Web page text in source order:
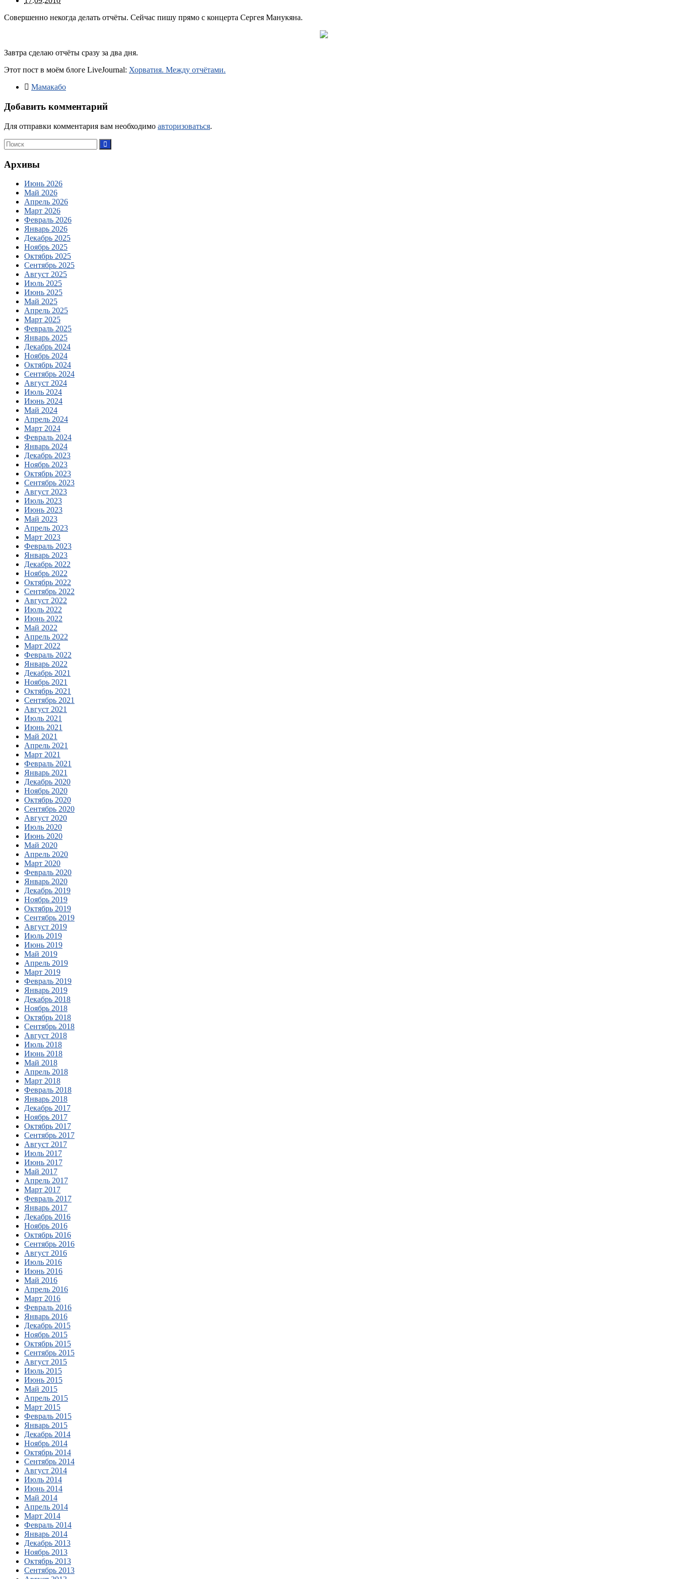
Совершенно некогда делать отчёты. Сейчас пишу прямо с концерта Сергея Манукяна.
Завтра сделаю отчёты сразу за два дня.
Этот пост в моём блоге LiveJournal: Хорватия. Между отчётами.
Мамакабо
Добавить комментарий
Для отправки комментария вам необходимо авторизоваться.
Архивы
Июнь 2026
Май 2026
Апрель 2026
Март 2026
Февраль 2026
Январь 2026
Декабрь 2025
Ноябрь 2025
Октябрь 2025
Сентябрь 2025
Август 2025
Июль 2025
Июнь 2025
Май 2025
Апрель 2025
Март 2025
Февраль 2025
Январь 2025
Декабрь 2024
Ноябрь 2024
Октябрь 2024
Сентябрь 2024
Август 2024
Июль 2024
Июнь 2024
Май 2024
Апрель 2024
Март 2024
Февраль 2024
Январь 2024
Декабрь 2023
Ноябрь 2023
Октябрь 2023
Сентябрь 2023
Август 2023
Июль 2023
Июнь 2023
Май 2023
Апрель 2023
Март 2023
Февраль 2023
Январь 2023
Декабрь 2022
Ноябрь 2022
Октябрь 2022
Сентябрь 2022
Август 2022
Июль 2022
Июнь 2022
Май 2022
Апрель 2022
Март 2022
Февраль 2022
Январь 2022
Декабрь 2021
Ноябрь 2021
Октябрь 2021
Сентябрь 2021
Август 2021
Июль 2021
Июнь 2021
Май 2021
Апрель 2021
Март 2021
Февраль 2021
Январь 2021
Декабрь 2020
Ноябрь 2020
Октябрь 2020
Сентябрь 2020
Август 2020
Июль 2020
Июнь 2020
Май 2020
Апрель 2020
Март 2020
Февраль 2020
Январь 2020
Декабрь 2019
Ноябрь 2019
Октябрь 2019
Сентябрь 2019
Август 2019
Июль 2019
Июнь 2019
Май 2019
Апрель 2019
Март 2019
Февраль 2019
Январь 2019
Декабрь 2018
Ноябрь 2018
Октябрь 2018
Сентябрь 2018
Август 2018
Июль 2018
Июнь 2018
Май 2018
Апрель 2018
Март 2018
Февраль 2018
Январь 2018
Декабрь 2017
Ноябрь 2017
Октябрь 2017
Сентябрь 2017
Август 2017
Июль 2017
Июнь 2017
Май 2017
Апрель 2017
Март 2017
Февраль 2017
Январь 2017
Декабрь 2016
Ноябрь 2016
Октябрь 2016
Сентябрь 2016
Август 2016
Июль 2016
Июнь 2016
Май 2016
Апрель 2016
Март 2016
Февраль 2016
Январь 2016
Декабрь 2015
Ноябрь 2015
Октябрь 2015
Сентябрь 2015
Август 2015
Июль 2015
Июнь 2015
Май 2015
Апрель 2015
Март 2015
Февраль 2015
Январь 2015
Декабрь 2014
Ноябрь 2014
Октябрь 2014
Сентябрь 2014
Август 2014
Июль 2014
Июнь 2014
Май 2014
Апрель 2014
Март 2014
Февраль 2014
Январь 2014
Декабрь 2013
Ноябрь 2013
Октябрь 2013
Сентябрь 2013